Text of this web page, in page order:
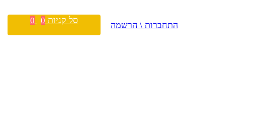
התחברות \ הרשמה סל קניות 0
0